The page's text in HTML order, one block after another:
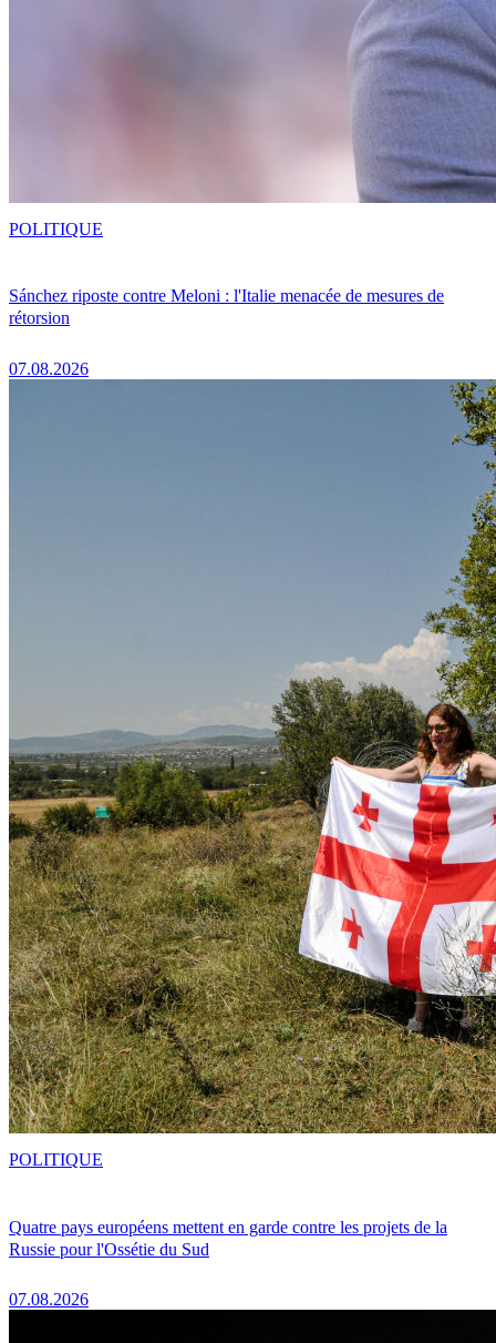
Sánchez riposte contre Meloni : l'Italie menacée de mesures de
rétorsion
07.08.2026
POLITIQUE
Quatre pays européens mettent en garde contre les projets de la
Russie pour l'Ossétie du Sud
07.08.2026
POLITIQUE